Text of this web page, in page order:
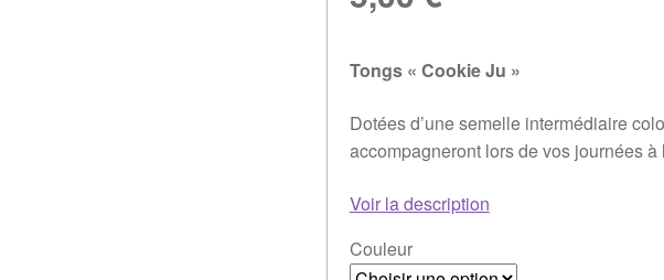
Tongs « Cookie Ju »
Dotées d’une semelle intermédiaire
accompagneront lors de vos journées à
Voir la description
Couleur